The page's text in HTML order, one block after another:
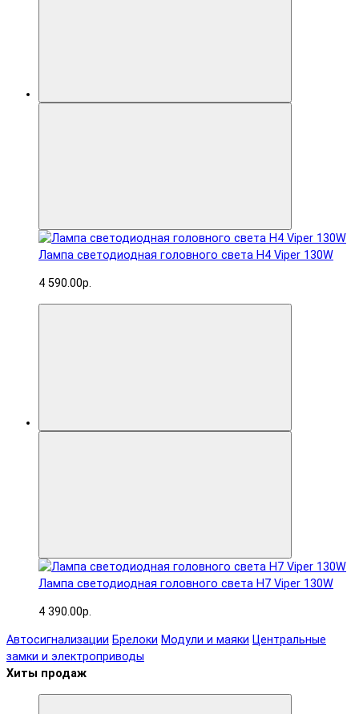
Лампа светодиодная головного света H4 Viper 130W
4 590.00р.
Лампа светодиодная головного света H7 Viper 130W
4 390.00р.
Автосигнализации Брелоки Модули и маяки Центральные
замки и электроприводы
Хиты продаж